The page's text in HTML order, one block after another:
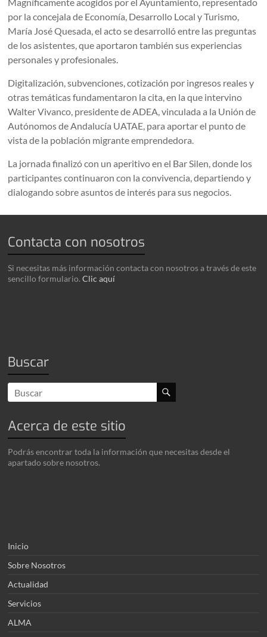
por la concejala de Economía, Desarrollo Local y Turismo,
María José Quesada, el acto se desarrolló entre las preguntas
de los asistentes, que aportaron también sus experiencias
personales y profesionales.
Digitalización, subvenciones, cotización por ingresos reales y
otras temáticas fundamentaron la cita, en la que intervino
Walter Vivanco, presidente de ADEA, vinculada a la Unión de
Autónomos de Andalucía UATAE, para aportar el punto de
vista de la población migrante emprendedora.
La jornada finalizó con un aperitivo en el Bar Silen, donde los
participantes continuaron con la convivencia, departiendo y
dialogando sobre asuntos de interés para sus negocios.
Contacta con nosotros
Si necesitas más información contacta con nosotros a través de este
sencillo formulario.Clic aquí
Buscar
Acerca de este sitio
Podrás encontrar toda la información que necesitas desde el
apartado sobre nosotros.
Inicio
Sobre Nosotros
Actualidad
Servicios
ALMA